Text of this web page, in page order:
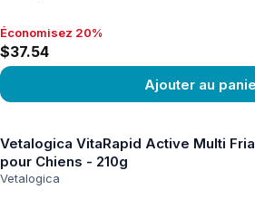
Économisez 20%, $37.54
Économisez 20%
$37.54
Ajouter au
Vetalogica VitaRapid Active Multi
pour Chiens - 210g
Vetalogica